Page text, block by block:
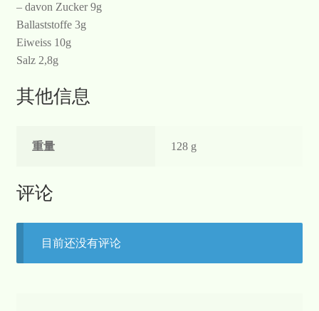
– davon Zucker 9g
Ballaststoffe 3g
Eiweiss 10g
Salz 2,8g
其他信息
重量 128 g
评论
目前还没有评论